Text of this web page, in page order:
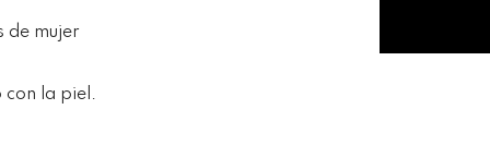
de mujer
con la piel.